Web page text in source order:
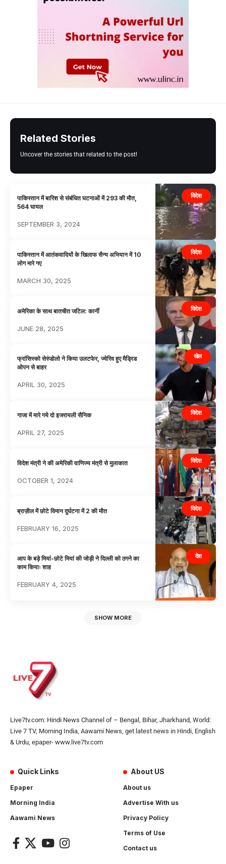
Related Stories
Uncover the stories that related to the post!
विदेश
पाकिस्तान में बारिश से संबंधित घटनाओं में 293 की मौत,
564 घायल
SEPTEMBER 3, 2024
विदेश
पाकिस्तान में आतंकवादियों के खिलाफ सैन्य अभियान में 10
लोग मारे गए
MARCH 30, 2025
विदेश
अमेरिका के साथ बातचीत जटिल: कार्नी
JUNE 28, 2025
खेल
फ्रांसिस्को सेरुंडोलो ने किया उलटफेर, ज्वेरिव हुए मैड्रिड
ओपन से बाहर
APRIL 30, 2025
विदेश
गाजा में मारे गये दो इजरायली सैनिक
APRIL 27, 2025
विदेश
विदेश मंत्री ने की अमेरिकी वाणिज्य मंत्री से मुलाकात
OCTOBER 1, 2024
विदेश
ब्राज़ील में छोटे विमान दुर्घटना में 2 की मौत
FEBRUARY 16, 2025
देश
आप के बड़े मियां-छोटे मियां की जोड़ी ने दिल्ली को ठगने का
काम कियाः शाह
FEBRUARY 4, 2025
SHOW MORE
Live7tv.com: Hindi News Channel of – Bengal, Bihar, Jharkhand, World:
Live 7 TV, Morning India, Aawami News, get latest news in Hindi, English
& Urdu, epaper- www.live7tv.com
Quick Links
Epaper
Morning India
Aawami News
About US
About us
Advertise With us
Privacy Policy
Terms of Use
Contact us